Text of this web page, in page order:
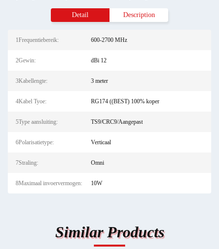
Detail Description
1Frequentiebereik: 600-2700 MHz
2Gewin: dBi 12
3Kabellengte: 3 meter
4Kabel Tyoe: RG174 ((BEST) 100% koper
5Type aansluiting: TS9/CRC9/Aangepast
6Polarisatietype: Verticaal
7Straling: Omni
8Maximaal invoervermogen: 10W
Similar Products